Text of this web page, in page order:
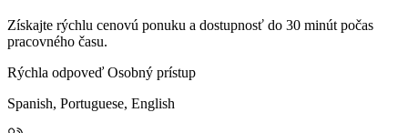
Získajte rýchlu cenovú ponuku a dostupnosť do 30 minút počas
pracovného času.
Rýchla odpoveď Osobný prístup
Spanish, Portuguese, English